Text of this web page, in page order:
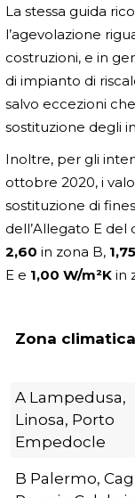
La stessa guida
l’agevolazione
costruzioni, e in
di impianto di
salvo eccezioni
sostituzione degli
Inoltre, per gli
ottobre 2020, i
sostituzione di
dell’Allegato E del
2,60 in zona B, 1,75
E e 1,00 W/m²K in
Zona climatica
A Lampedusa,
Linosa, Porto
Empedocle
B Palermo,